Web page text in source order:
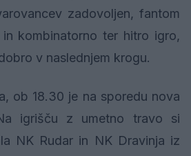
zadovoljen, fantom
kombinatorno ter hitro igro,
v naslednjem krogu.
ob 18.30 je na sporedu nova
igrišču z umetno travo si
NK Rudar in NK Dravinja iz